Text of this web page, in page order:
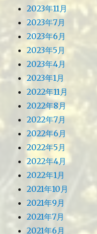
2023年11月
2023年7月
2023年6月
2023年5月
2023年4月
2023年1月
2022年11月
2022年8月
2022年7月
2022年6月
2022年5月
2022年4月
2022年1月
2021年10月
2021年9月
2021年7月
2021年6月